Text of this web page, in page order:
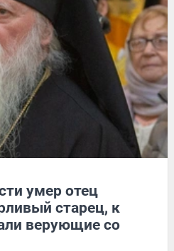
умер отец
старец, к
верующие со